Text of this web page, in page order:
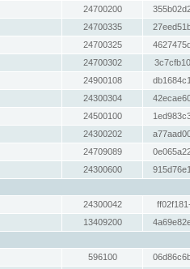
24700200
24700335
24700325
24700302
24900108
24300304
24500100
24300202
24709089
24300600
24300042
13409200
596100